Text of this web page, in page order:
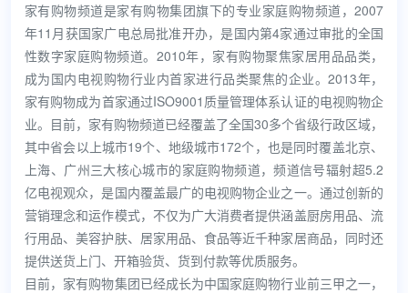
家有购物频道是家有购物集团旗下的专业家庭购物频道，2007
年11月获国家广电总局批准开办，是国内第4家通过审批的全国
性数字家庭购物频道。2010年，家有购物聚焦家居用品品类，
成为国内电视购物行业内首家进行品类聚焦的企业。2013年，
家有购物成为首家通过ISO9001质量管理体系认证的电视购物企
业。目前，家有购物频道已经覆盖了全国30多个省级行政区域，
其中省会以上城市19个、地级城市172个，也是同时覆盖北京、
上海、广州三大核心城市的家庭购物频道，频道信号辐射超5.2
亿电视观众，是国内覆盖最广的电视购物企业之一。通过创新的
营销理念和运作模式，不仅为广大消费者提供涵盖厨房用品、流
行用品、美容护肤、居家用品、食品等近千种家居商品，同时还
提供送货上门、开箱验货、货到付款等优质服务。
目前，家有购物集团已经成长为中国家庭购物行业前三甲之一，